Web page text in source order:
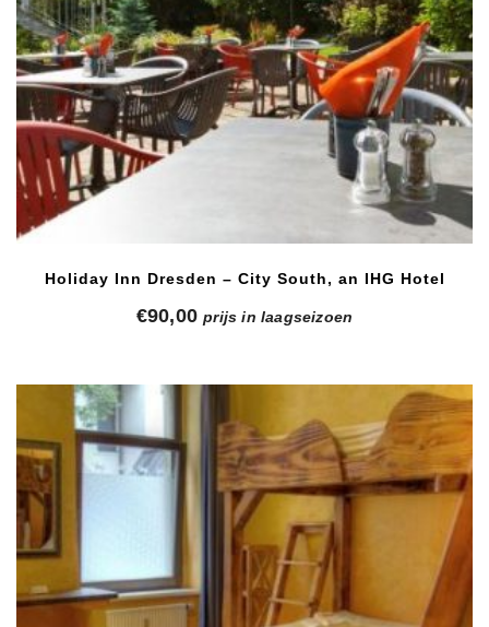
Holiday Inn Dresden – City South, an IHG Hotel
€90,00 prijs in laagseizoen